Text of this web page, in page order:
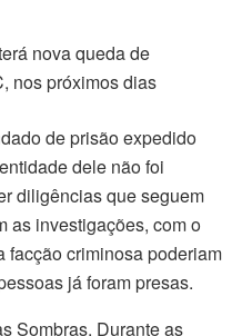
nova queda de
nos próximos dias
de prisão expedido
dele não foi
diligências que seguem
as investigações, com o
facção criminosa poderiam
já foram presas.
Sombras. Durante as